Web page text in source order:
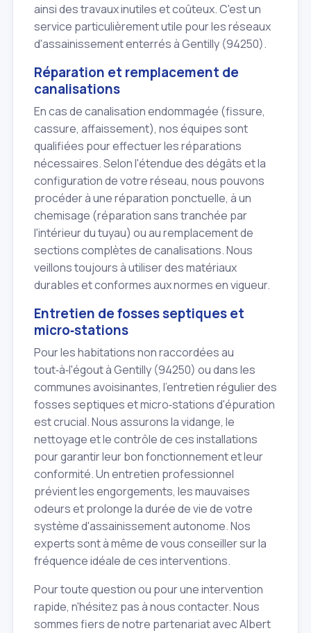
ainsi des travaux inutiles et coûteux. C'est un
service particulièrement utile pour les réseaux
d'assainissement enterrés à Gentilly (94250).
Réparation et remplacement de
canalisations
En cas de canalisation endommagée (fissure,
cassure, affaissement), nos équipes sont
qualifiées pour effectuer les réparations
nécessaires. Selon l'étendue des dégâts et la
configuration de votre réseau, nous pouvons
procéder à une réparation ponctuelle, à un
chemisage (réparation sans tranchée par
l'intérieur du tuyau) ou au remplacement de
sections complètes de canalisations. Nous
veillons toujours à utiliser des matériaux
durables et conformes aux normes en vigueur.
Entretien de fosses septiques et
micro‑stations
Pour les habitations non raccordées au
tout‑à‑l'égout à Gentilly (94250) ou dans les
communes avoisinantes, l'entretien régulier des
fosses septiques et micro‑stations d'épuration
est crucial. Nous assurons la vidange, le
nettoyage et le contrôle de ces installations
pour garantir leur bon fonctionnement et leur
conformité. Un entretien professionnel
prévient les engorgements, les mauvaises
odeurs et prolonge la durée de vie de votre
système d'assainissement autonome. Nos
experts sont à même de vous conseiller sur la
fréquence idéale de ces interventions.
Pour toute question ou pour une intervention
rapide, n'hésitez pas à nous contacter. Nous
sommes fiers de notre partenariat avec Albert